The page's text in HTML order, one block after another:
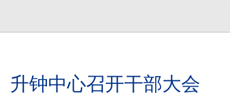
升钟中心召开干部大会